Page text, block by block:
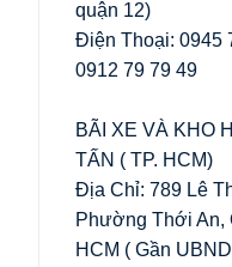
quận 12)
Điện Thoại: 0945
0912 79 79 49
BÃI XE VÀ KHO
TẤN ( TP. HCM)
Địa Chỉ: 789 Lê
Phường Thới An,
HCM ( Gần